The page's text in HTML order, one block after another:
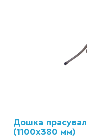
Дошка
(1100х380 мм)